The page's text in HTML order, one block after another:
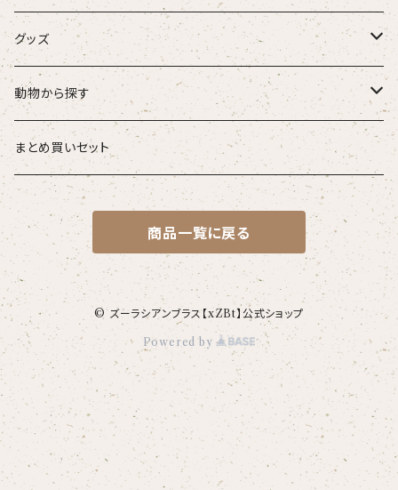
大人
こども
ベビー
スタイ
カバーオール
ギフトセット
Tシャツ
Tシャツ（半袖）
【face】
【signature】
【kakugen】
【hibiscus】
【I love】
オーバーサイズTシャツ（半袖）
【custom_point】
【face_point】
【balancing typo】
【resort】
マグナムウェイトビッグシルエットTシャツ
【hello(刺繍)】
ベースボールシャツ
ポロシャツ
【emblem_basic】
シャツ
グッズ
タオル・ハンカチ
ポーチ
トートバッグ
おけいこバッグ
ランチトート
デニムトート
ジュートバッグ
ブランケット
ペットアイテム
巾着
サコッシュ
ポシェット
動物から探す
ズーラシアンブラス
オカピ
インドライオン
ドゥクラングール
マレーバク
スマトラトラ
ホッキョクグマ
弦うさぎ
メグ
エイミー
ベス
ジョー
ハンナ
サキソフォックス
ラトゥール
ラフィット
マルゴー
ムートン
クラリキャット
メリッサ
ベルガモット
ローズマリー
ことふえパピヨン
パーカッション
ドール
ズーラシアンフィルハーモニー管弦楽団
まとめ買いセット
商品一覧に戻る
© ズーラシアンブラス【xZBt】公式ショップ
Powered by